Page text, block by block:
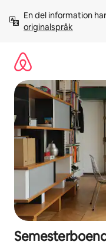
innehåll
En del information
originalspråk